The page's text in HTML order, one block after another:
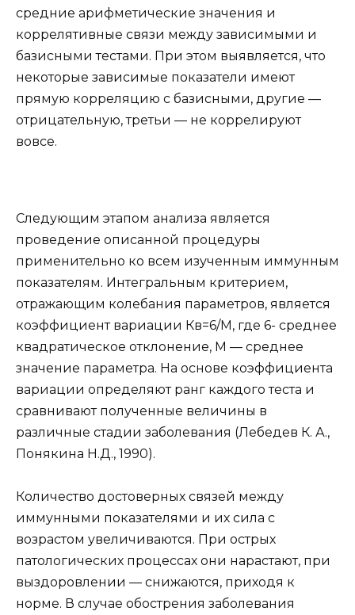
средние арифметические значения и
коррелятивные связи между зависимыми и
базисными тестами. При этом выявляется, что
некоторые зависимые показатели имеют
прямую корреляцию с базисными, другие —
отрицательную, третьи — не коррелируют
вовсе.
Следующим этапом анализа является
проведение описанной процедуры
применительно ко всем изученным иммунным
показателям. Интегральным критерием,
отражающим колебания параметров, является
коэффициент вариации Кв=6/М, где 6- среднее
квадратическое отклонение, М — среднее
значение параметра. На основе коэффициента
вариации определяют ранг каждого теста и
сравнивают полученные величины в
различные стадии заболевания (Лебедев К. А.,
Понякина Н.Д., 1990).
Количество достоверных связей между
иммунными показателями и их сила с
возрастом увеличиваются. При острых
патологических процессах они нарастают, при
выздоровлении — снижаются, приходя к
норме. В случае обострения заболевания